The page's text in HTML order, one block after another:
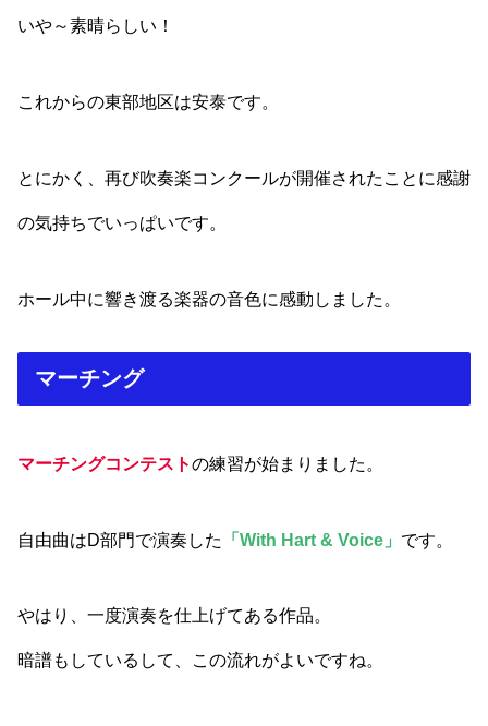
いや～素晴らしい！
これからの東部地区は安泰です。
とにかく、再び吹奏楽コンクールが開催されたことに感謝
の気持ちでいっぱいです。
ホール中に響き渡る楽器の音色に感動しました。
マーチング
マーチングコンテストの練習が始まりました。
自由曲はD部門で演奏した 「With Hart & Voice」 です。
やはり、一度演奏を仕上げてある作品。
暗譜もしているして、この流れがよいですね。